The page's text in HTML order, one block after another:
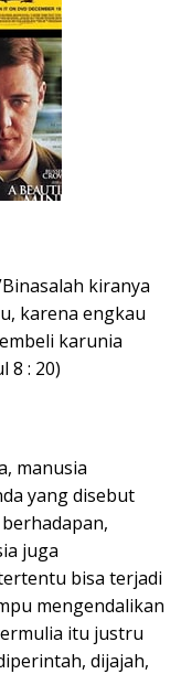
kiranya
karena engkau
karunia
8 : 20)
manusia
yang disebut
juga
bisa terjadi
mengendalikan
itu justru
dijajah,